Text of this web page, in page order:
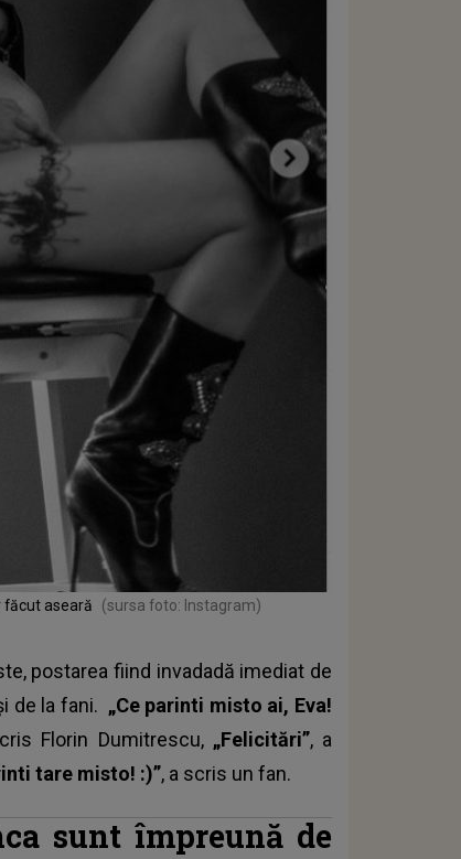
făcut aseară (sursa foto: Instagram)
postarea fiind invadadă imediat de
de la fani. „Ce parinti misto ai, Eva!
Florin Dumitrescu, „Felicitări”, a
tare misto! :)”, a scris un fan.
sunt împreună de